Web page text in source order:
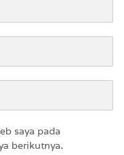
saya pada
berikutnya.